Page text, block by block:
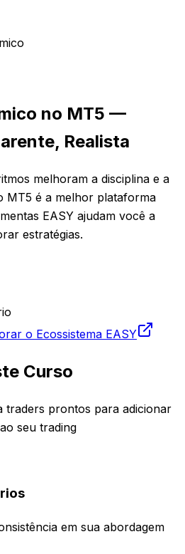
no MT5 —
Realista
melhoram a disciplina e a
MT5 é a melhor plataforma
EASY ajudam você a
estratégias.
o Ecossistema EASY
Curso
traders prontos para adicionar
seu trading
em sua abordagem